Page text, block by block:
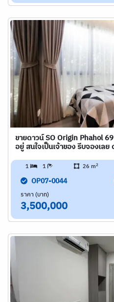
ขายดาวน์ SO Origin Phahol
อยู่ สนใจเป็นเจ้าของ รีบจองเลย
1 1 26 m2
OP07-0044
ราคา (บาท)
3,500,000